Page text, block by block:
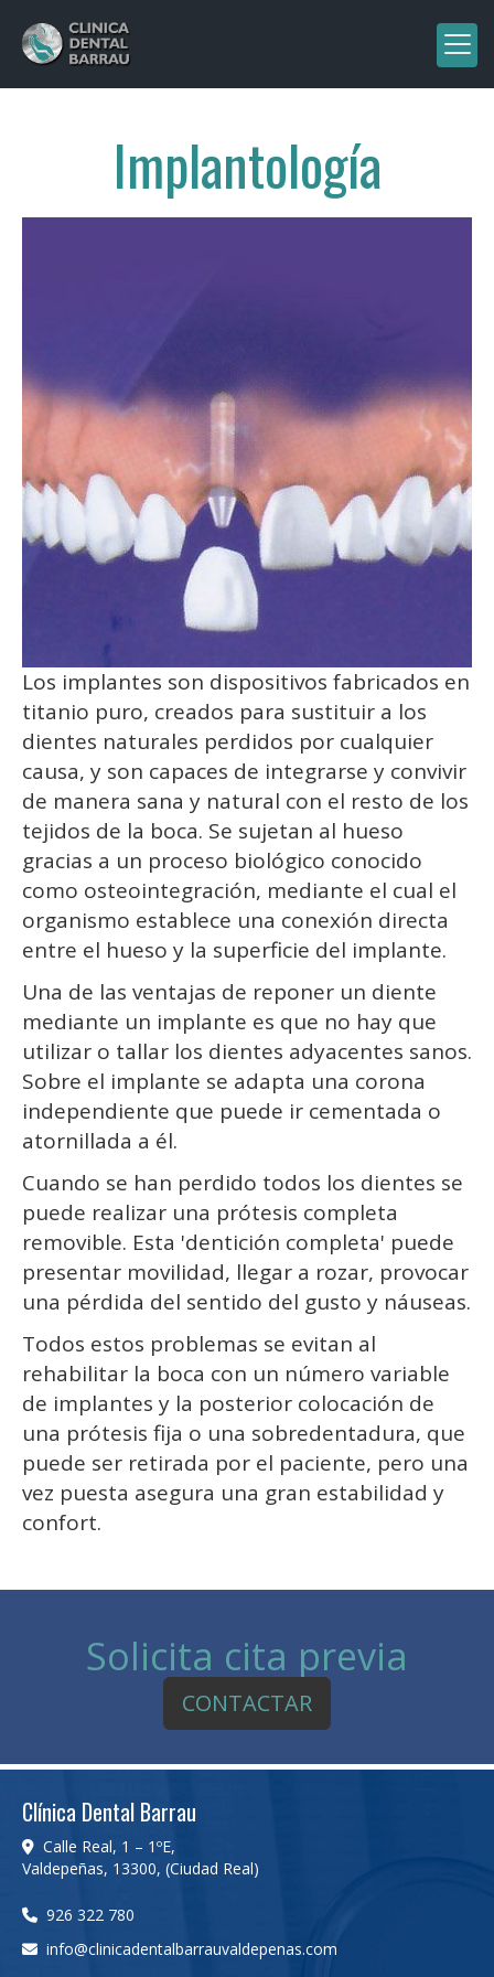
Implantología
Los implantes son dispositivos fabricados en
titanio puro, creados para sustituir a los
dientes naturales perdidos por cualquier
causa, y son capaces de integrarse y convivir
de manera sana y natural con el resto de los
tejidos de la boca. Se sujetan al hueso
gracias a un proceso biológico conocido
como osteointegración, mediante el cual el
organismo establece una conexión directa
entre el hueso y la superficie del implante.
Una de las ventajas de reponer un diente
mediante un implante es que no hay que
utilizar o tallar los dientes adyacentes sanos.
Sobre el implante se adapta una corona
independiente que puede ir cementada o
atornillada a él.
Cuando se han perdido todos los dientes se
puede realizar una prótesis completa
removible. Esta 'dentición completa' puede
presentar movilidad, llegar a rozar, provocar
una pérdida del sentido del gusto y náuseas.
Todos estos problemas se evitan al
rehabilitar la boca con un número variable
de implantes y la posterior colocación de
una prótesis fija o una sobredentadura, que
puede ser retirada por el paciente, pero una
vez puesta asegura una gran estabilidad y
confort.
Solicita cita previa
CONTACTAR
Clínica Dental Barrau
Calle Real, 1 – 1ºE,
Valdepeñas, 13300, (Ciudad Real)
926 322 780
info
clinicadentalbarrauvaldepenas.com